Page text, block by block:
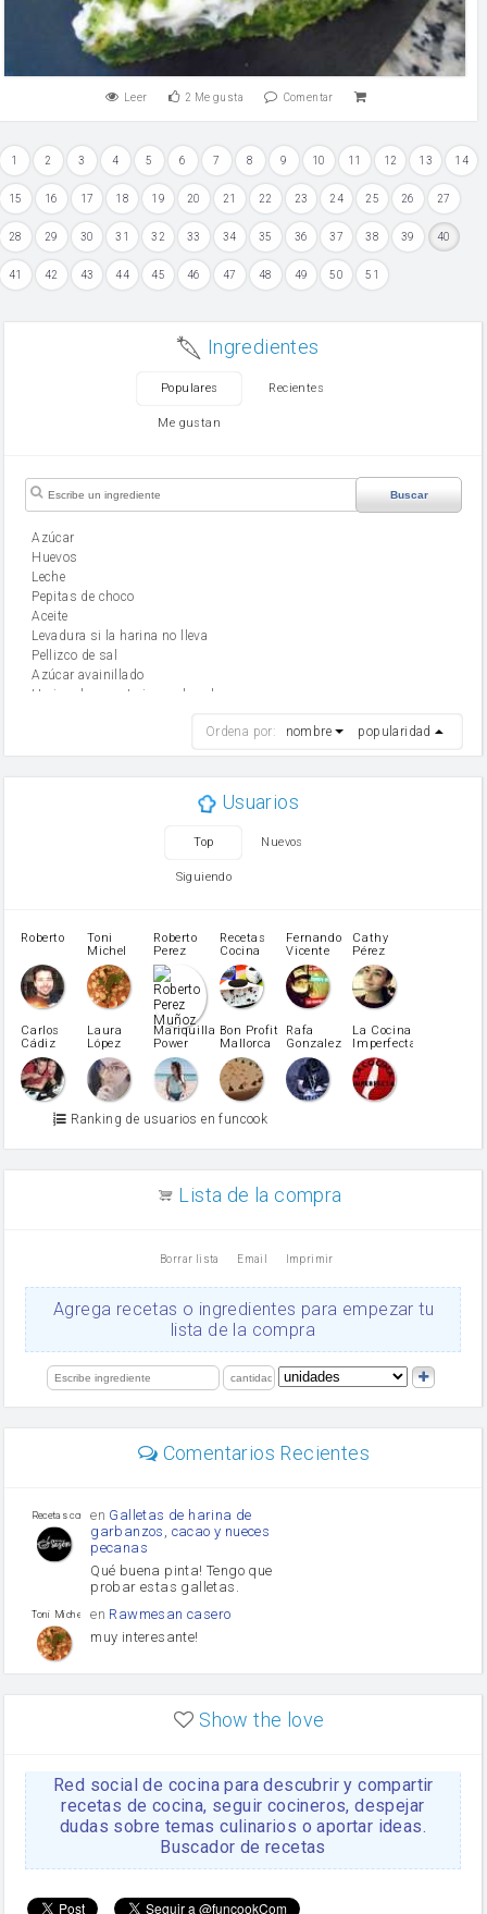
Leer 2 Me gusta Comentar
1 2 3 4 5 6 7 8 9 10 11 12 13 14
15 16 17 18 19 20 21 22 23 24 25 26 27
28 29 30 31 32 33 34 35 36 37 38 39 40
41 42 43 44 45 46 47 48 49 50 51
Ingredientes
Populares Recientes
Me gustan
Buscar
Azúcar
huevos
leche
Pepitas de choco
aceite
Levadura si la harina no lleva
Pellizco de sal
Azúcar avainillado
Harina de reposteria con levadura
mantequilla
Opcional: Azúcar avainillado
patatas
pimiento rojo
Pimentón
pimiento verde
miel
vino blanco
Azúcar glass
Azúcar moreno
Zumo de limón
arroz
Ajos
Levadura
limón
Ordena por: nombre popularidad
Usuarios
Top Nuevos
Siguiendo
Roberto
Toni
Michel
Caubet
Roberto
Perez
Muñoz
Recetas
Cocina
Fernando
Vicente
Cathy
Pérez
Carlos
Cádiz
Laura
López
Martínez
Mariquilla
Power
Bon Profit
Mallorca
Rafa
Gonzalez
La Cocina
Imperfecta
Ranking de usuarios en funcook
Lista de la compra
Borrar lista Email Imprimir
Agrega recetas o ingredientes para empezar tu
lista de la compra
Comentarios Recientes
Recetas con sazon
en Galletas de harina de
garbanzos, cacao y nueces
pecanas
Qué buena pinta! Tengo que
probar estas galletas.
Toni Michel Caubet
en Rawmesan casero
muy interesante!
enLasaña casera fácil y
HOJALDROSA TV
enGachas de la abuela
Rosa
https://youtu.be/Mz69gcVO3sI
Rosa enReceta Del Bizcocho
Show the love
Red social de cocina para descubrir y compartir
recetas de cocina, seguir cocineros, despejar
dudas sobre temas culinarios o aportar ideas.
Buscador de recetas